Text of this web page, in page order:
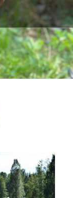
Ratsastajat